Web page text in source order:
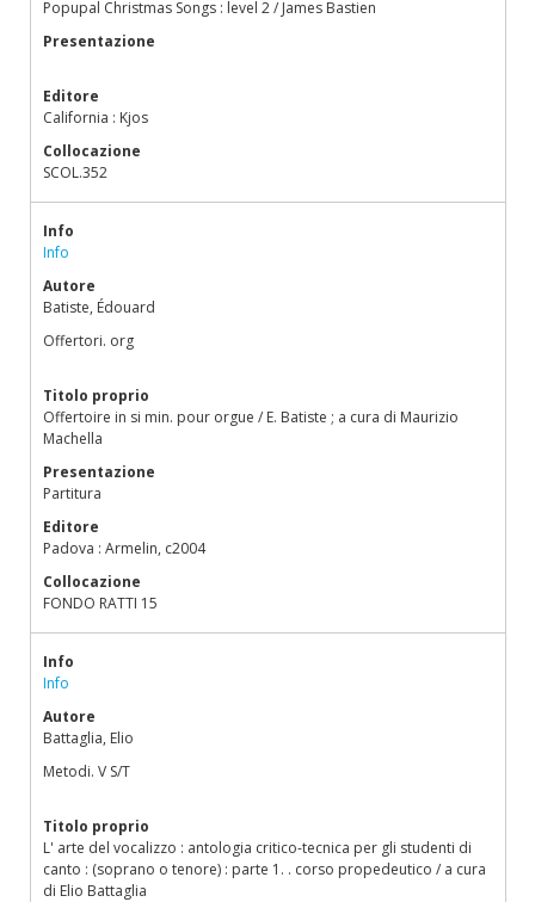
Popupal Christmas Songs : level 2 / James Bastien
Presentazione
Editore
California : Kjos
Collocazione
SCOL.352
Info
Info
Autore
Batiste, Édouard
Offertori. org
Titolo proprio
Offertoire in si min. pour orgue / E. Batiste ; a cura di Maurizio
Machella
Presentazione
Partitura
Editore
Padova : Armelin, c2004
Collocazione
FONDO RATTI 15
Info
Info
Autore
Battaglia, Elio
Metodi. V S/T
Titolo proprio
L' arte del vocalizzo : antologia critico-tecnica per gli studenti di
canto : (soprano o tenore) : parte 1. . corso propedeutico / a cura
di Elio Battaglia